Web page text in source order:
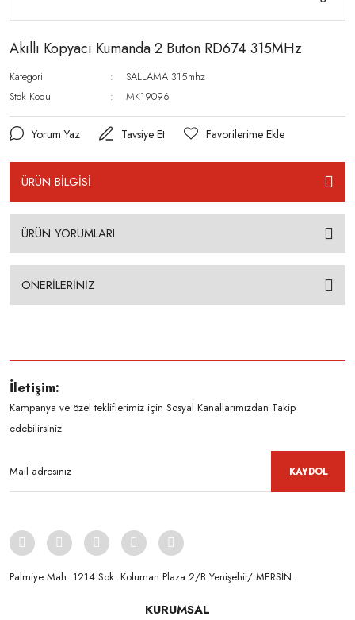
Akıllı Kopyacı Kumanda 2 Buton RD674 315MHz
Kategori
SALLAMA 315mhz
Stok Kodu
MK19096
Yorum Yaz Tavsiye Et
ÜRÜN BİLGİSİ
ÜRÜN YORUMLARI
ÖNERİLERİNİZ
İletişim:
Kampanya ve özel tekliflerimiz için Sosyal Kanallarımızdan Takip
edebilirsiniz
KAYDOL
Palmiye Mah. 1214 Sok. Koluman Plaza 2/B Yenişehir/ MERSİN.ㅤㅤㅤㅤㅤㅤㅤㅤㅤㅤㅤㅤㅤㅤㅤㅤㅤㅤㅤㅤㅤㅤㅤㅤㅤㅤㅤㅤㅤㅤㅤㅤㅤㅤㅤ ㅤㅤㅤㅤㅤㅤㅤㅤㅤㅤ
KURUMSAL